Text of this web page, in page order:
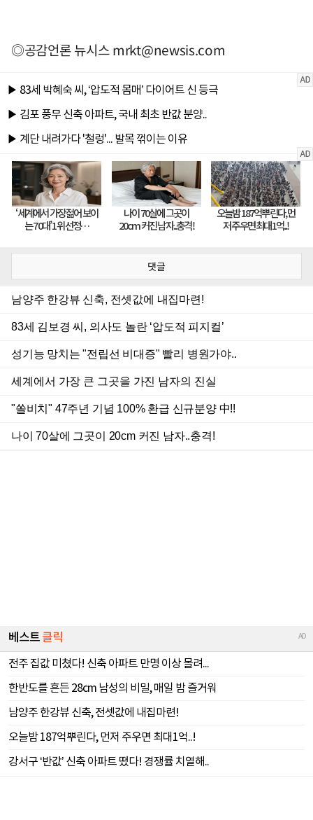
◎공감언론 뉴시스mrkt@newsis.com
댓글